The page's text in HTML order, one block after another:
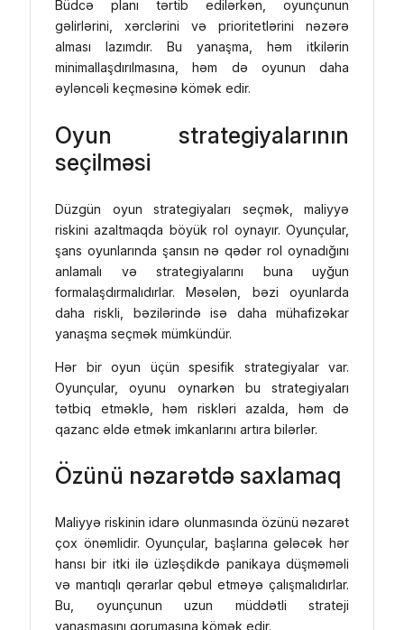
Büdcə planı tərtib edilərkən, oyunçunun
gəlirlərini, xərclərini və prioritetlərini nəzərə
alması lazımdır. Bu yanaşma, həm itkilərin
minimallaşdırılmasına, həm də oyunun daha
əyləncəli keçməsinə kömək edir.
Oyun strategiyalarının
seçilməsi
Düzgün oyun strategiyaları seçmək, maliyyə
riskini azaltmaqda böyük rol oynayır. Oyunçular,
şans oyunlarında şansın nə qədər rol oynadığını
anlamalı və strategiyalarını buna uyğun
formalaşdırmalıdırlar. Məsələn, bəzi oyunlarda
daha riskli, bəzilərində isə daha mühafizəkar
yanaşma seçmək mümkündür.
Hər bir oyun üçün spesifik strategiyalar var.
Oyunçular, oyunu oynarkən bu strategiyaları
tətbiq etməklə, həm riskləri azalda, həm də
qazanc əldə etmək imkanlarını artıra bilərlər.
Özünü nəzarətdə saxlamaq
Maliyyə riskinin idarə olunmasında özünü nəzarət
çox önəmlidir. Oyunçular, başlarına gələcək hər
hansı bir itki ilə üzləşdikdə panikaya düşməməli
və mantıqlı qərarlar qəbul etməyə çalışmalıdırlar.
Bu, oyunçunun uzun müddətli strateji
yanaşmasını qorumasına kömək edir.